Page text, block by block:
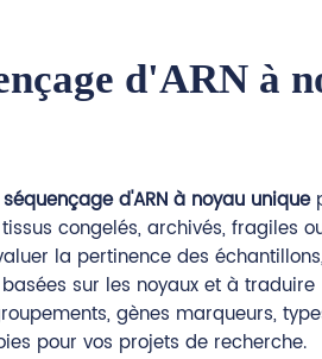
d'ARN à
d'ARN à noyau unique
congelés, archivés, fragiles
la pertinence des
sur les noyaux et à traduire
gènes marqueurs,
pour vos projets de recherche.